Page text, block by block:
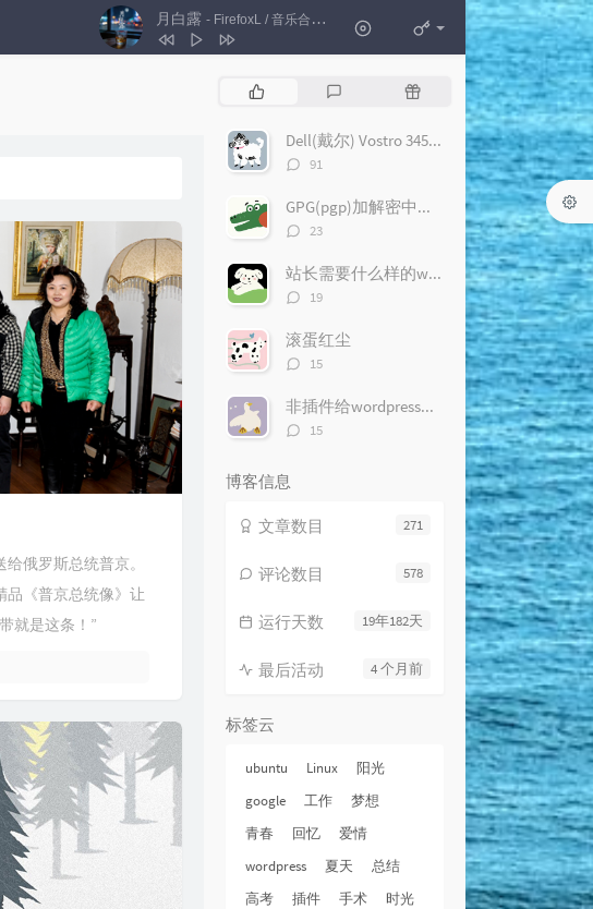
月白露 - FirefoxL / 音乐合伙人
银河快递
高小木蒙
6
I Only Miss You
Megan Moroney / Ed Sheeran
俄罗斯总统普京。
品《普京总统像》让
就是这条！”
文
评
随
文Dell(戴尔) Vostro 3450 评测及试用感受
评
数：
91
GPG(pgp)加解密中文完整教程
评
数：
23
站长需要什么样的wordpress插件？
评
数：
19
滚蛋红尘
评
数：
15
非插件给wordpress加上评论编辑器
评
15
博客信息
271
文章数目
578
评论数目
19年182天
运行天数
4 个月前
最后活动
标签云
ubuntu Linux
阳光
google
工作
梦想
青春
回忆
爱情
wordpress
夏天
总结
高考
插件 手术
时光